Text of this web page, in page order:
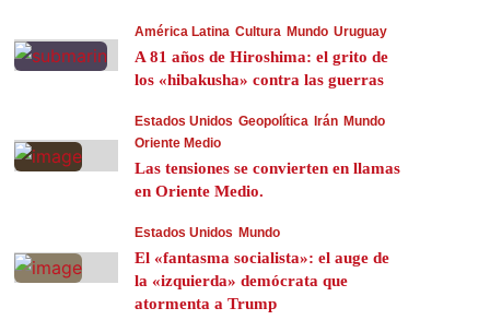
América Latina Cultura Mundo Uruguay
A 81 años de Hiroshima: el grito de
los «hibakusha» contra las guerras
Estados Unidos Geopolítica Irán Mundo
Oriente Medio
Las tensiones se convierten en llamas
en Oriente Medio.
Estados Unidos Mundo
El «fantasma socialista»: el auge de
la «izquierda» demócrata que
atormenta a Trump